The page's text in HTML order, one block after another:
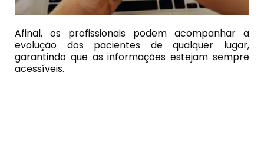
Afinal, os profissionais podem acompanhar a
evolução dos pacientes de qualquer lugar,
garantindo que as informações estejam sempre
acessíveis.